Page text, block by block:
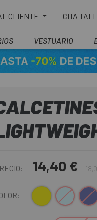
CLIENTE CITA
VESTUARIO
14,40 €
AmarilloAzul Claro
Azul